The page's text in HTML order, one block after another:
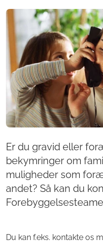
Er du gravid eller
bekymringer om
muligheder som
andet? Så kan du
Du kan f.eks. kontakte os